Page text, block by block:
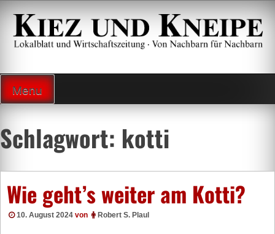
Zum
Inhalt
springen
Menu
Schlagwort: kotti
Wie geht’s weiter am Kotti?
10. August 2024 von Robert S. Plaul